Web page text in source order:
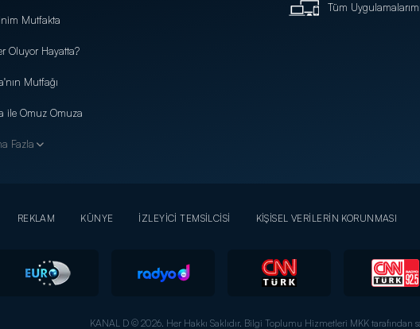
Mutfakta
Oluyor Hayatta?
Mutfağı
ile Omuz Omuza
Fazla
Tüm
REKLAM KÜNYE İZLEYİCİ TEMSİLCİSİ KİŞİSEL VERİLERİN KORUNMASI
KANAL D © 2026. Her Hakkı Saklıdır. Bilgi Toplumu Hizmetleri MKK tarafından